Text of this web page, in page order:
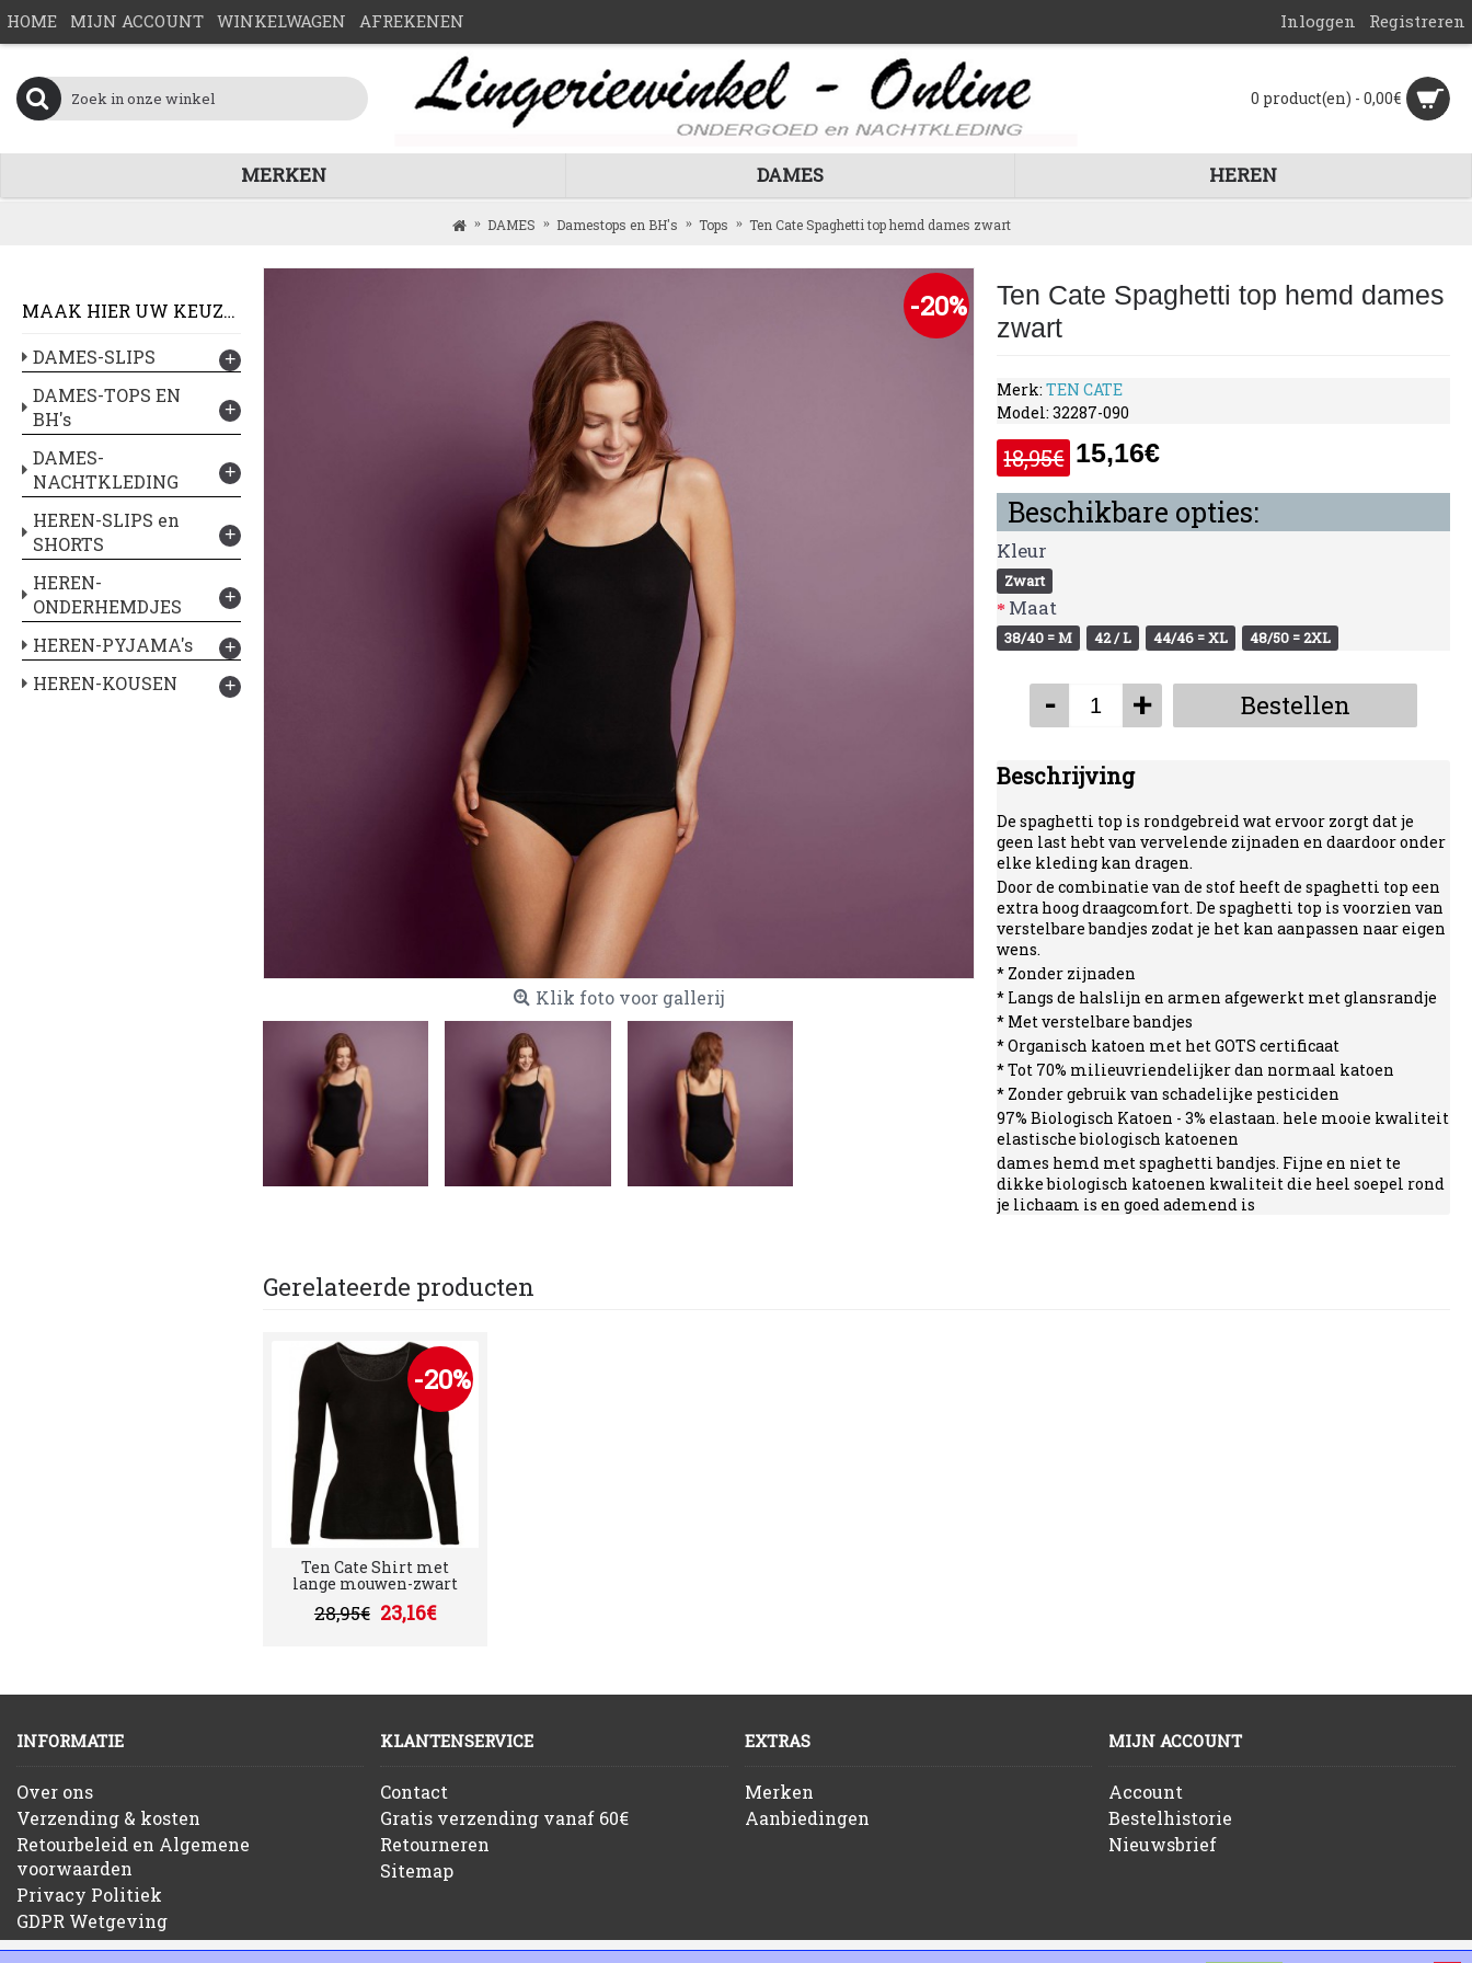
HOME MIJN ACCOUNT WINKELWAGEN AFREKENEN Inloggen Registreren
0 product(en) - 0,00€
MERKEN DAMES HEREN
DAMES Damestops en BH's Tops Ten Cate Spaghetti top hemd dames zwart
MAAK HIER UW KEUZE :
DAMES-SLIPS
+
DAMES-TOPS EN
BH's
+
DAMES-
NACHTKLEDING
+
HEREN-SLIPS en
SHORTS
+
HEREN-
ONDERHEMDJES
+
HEREN-PYJAMA's +
HEREN-KOUSEN +
-20%
Klik foto voor gallerij
Ten Cate Spaghetti top hemd dames
zwart
Merk:TEN CATE
Model:32287-090
18,95€ 15,16€
Beschikbare opties:
Kleur
Zwart
Maat
38/40 = M 42 / L 44/46 = XL 48/50 = 2XL
- + Bestellen
Beschrijving
De spaghetti top is rondgebreid wat ervoor zorgt dat je
geen last hebt van vervelende zijnaden en daardoor onder
elke kleding kan dragen.
Door de combinatie van de stof heeft de spaghetti top een
extra hoog draagcomfort. De spaghetti top is voorzien van
verstelbare bandjes zodat je het kan aanpassen naar eigen
wens.
* Zonder zijnaden
* Langs de halslijn en armen afgewerkt met glansrandje
* Met verstelbare bandjes
* Organisch katoen met het GOTS certificaat
* Tot 70% milieuvriendelijker dan normaal katoen
* Zonder gebruik van schadelijke pesticiden
97% Biologisch Katoen - 3% elastaan. hele mooie kwaliteit
elastische biologisch katoenen
dames hemd met spaghetti bandjes. Fijne en niet te
dikke biologisch katoenen kwaliteit die heel soepel rond
je lichaam is en goed ademend is
Gerelateerde producten
-20%
Ten Cate Shirt met
lange mouwen-zwart
28,95€ 23,16€
INFORMATIE
Over ons
Verzending & kosten
Retourbeleid en Algemene
voorwaarden
Privacy Politiek
GDPR Wetgeving
KLANTENSERVICE
Contact
Gratis verzending vanaf 60€
Retourneren
Sitemap
EXTRAS
Merken
Aanbiedingen
MIJN ACCOUNT
Account
Bestelhistorie
Nieuwsbrief